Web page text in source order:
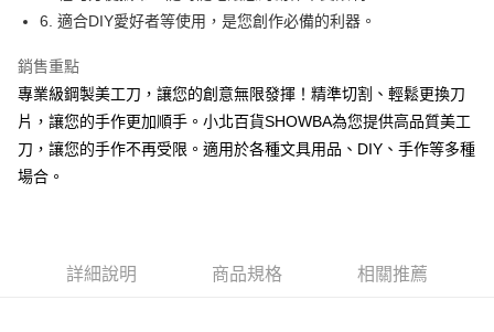
相關說明
【關於「AFTEE先享後付」】
AFTEE先享後付是「在收到商品之後才付款」的支付方式。 讓您購物簡單
便利好安心！
１．簡單：不需註冊會員、不需綁卡、不需儲值。
２．便利：只要手機號碼，簡訊認證，即可結帳。
結帳頁面，進行簡訊認證並確認金額後，即可完成結帳。
付款後全家取貨
6. 適合DIY愛好者等使用，是您創作必備的利器。
銷售重點
專業級鋼製美工刀，讓您的創意無限發揮！精準切割、輕鬆更換刀
片，讓您的手作更加順手。小北百貨SHOWBA為您提供高品質美工
刀，讓您的手作不再受限。適用於各種文具用品、DIY、手作等多種
場合。
詳細說明 商品規格 相關推薦